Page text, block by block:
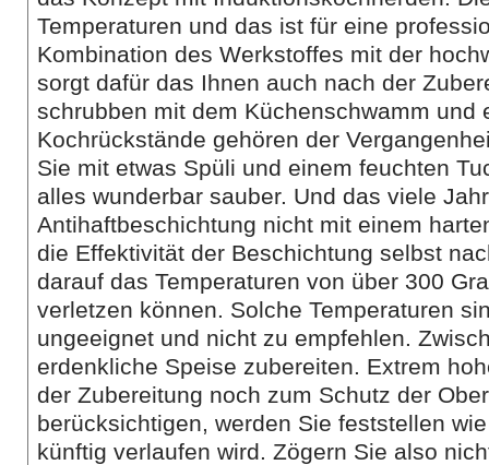
Temperaturen und das ist für eine
Kombination des Werkstoffes mit der
sorgt dafür das Ihnen auch nach der
schrubben mit dem Küchenschwamm
Kochrückstände gehören der
Sie mit etwas Spüli und einem feuchten
alles wunderbar sauber. Und das viele
Antihaftbeschichtung nicht mit einem
die Effektivität der Beschichtung selbst
darauf das Temperaturen von über 300
verletzen können. Solche Temperaturen
ungeeignet und nicht zu empfehlen.
erdenkliche Speise zubereiten. Extrem
der Zubereitung noch zum Schutz der
berücksichtigen, werden Sie feststellen
künftig verlaufen wird. Zögern Sie also